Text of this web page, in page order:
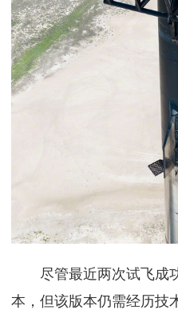
尽管最近两次试飞成
本，但该版本仍需经历技